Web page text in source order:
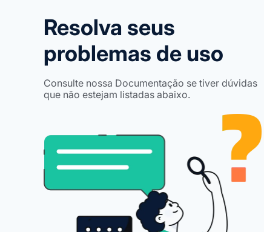
Resolva seus
problemas de uso
Consulte nossa Documentação se tiver dúvidas
que não estejam listadas abaixo.